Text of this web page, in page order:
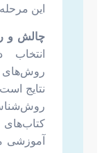
این
چالش و
روش‌های
نتایج
آموزشی